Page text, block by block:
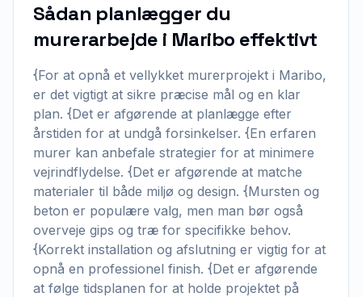
Sådan planlægger du
murerarbejde i Maribo effektivt
{For at opnå et vellykket murerprojekt i Maribo,
er det vigtigt at sikre præcise mål og en klar
plan. {Det er afgørende at planlægge efter
årstiden for at undgå forsinkelser. {En erfaren
murer kan anbefale strategier for at minimere
vejrindflydelse. {Det er afgørende at matche
materialer til både miljø og design. {Mursten og
beton er populære valg, men man bør også
overveje gips og træ for specifikke behov.
{Korrekt installation og afslutning er vigtig for at
opnå en professionel finish. {Det er afgørende
at følge tidsplanen for at holde projektet på